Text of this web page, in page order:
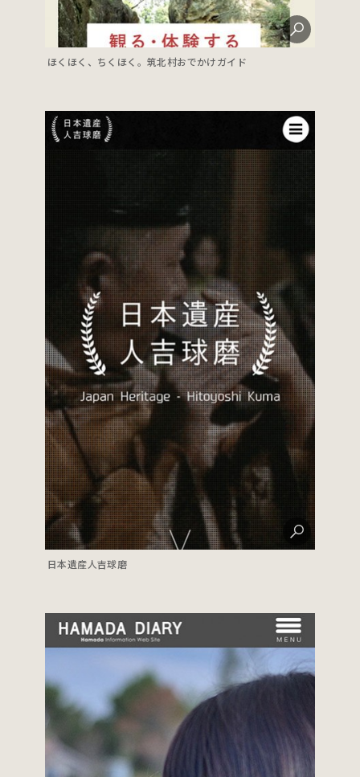
ほくほく、ちくほく。筑北村おでかけガイド
日本遺産人吉球磨